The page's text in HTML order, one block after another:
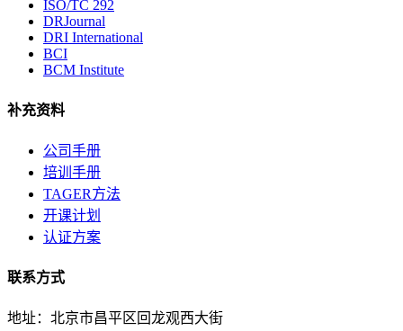
ISO/TC 292
DRJournal
DRI International
BCI
BCM Institute
补充资料
公司手册
培训手册
TAGER方法
开课计划
认证方案
联系方式
地址：北京市昌平区回龙观西大街